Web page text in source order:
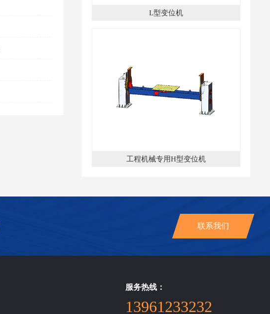
L型变位机
工程机械专用H型变位机
联系我们
服务热线：
13961233232